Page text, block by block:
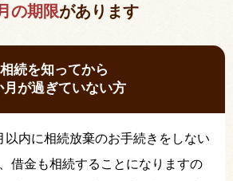
の期限があります
相続を知ってから
月が過ぎていない方
以内に相続放棄のお手続きをしない
借金も相続することになりますの